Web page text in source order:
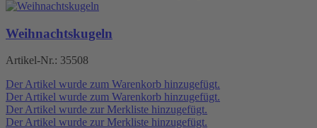
Weihnachtskugeln
Artikel-Nr.: 35508
Der Artikel wurde zum Warenkorb hinzugefügt.
Der Artikel wurde zum Warenkorb hinzugefügt.
Der Artikel wurde zur Merkliste hinzugefügt.
Der Artikel wurde zur Merkliste hinzugefügt.